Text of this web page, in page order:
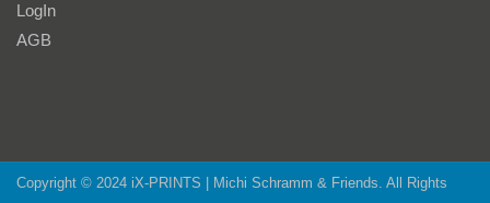
LogIn
AGB
Copyright © 2024 iX-PRINTS | Michi Schramm & Friends. All Rights